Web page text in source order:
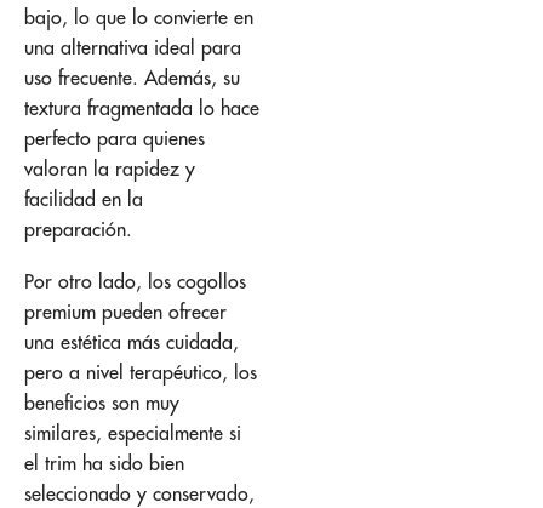
bajo, lo que lo convierte en
una alternativa ideal para
uso frecuente. Además, su
textura fragmentada lo hace
perfecto para quienes
valoran la rapidez y
facilidad en la
preparación.
Por otro lado, los cogollos
premium pueden ofrecer
una estética más cuidada,
pero a nivel terapéutico, los
beneficios son muy
similares, especialmente si
el trim ha sido bien
seleccionado y conservado,